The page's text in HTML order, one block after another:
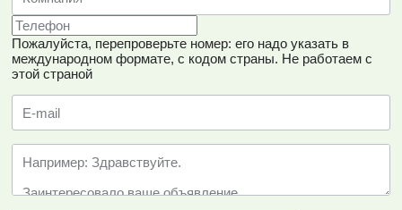
Пожалуйста, перепроверьте номер: его надо указать в
международном формате, с кодом страны. Не работаем с
этой страной